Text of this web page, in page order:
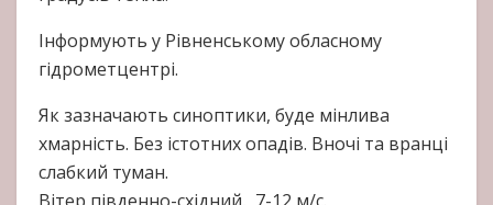
Інформують у Рівненському обласному
гідрометцентрі.
Як зазначають синоптики, буде мінлива
хмарність. Без істотних опадів. Вночі та вранці
слабкий туман.